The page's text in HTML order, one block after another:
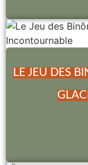
LE JEU DES